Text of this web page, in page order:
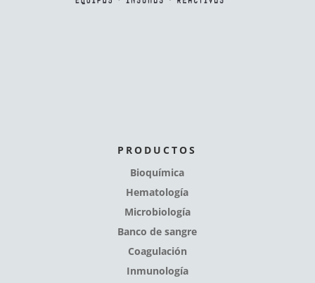
PRODUCTOS
Bioquímica
Hematología
Microbiología
Banco de sangre
Coagulación
Inmunología